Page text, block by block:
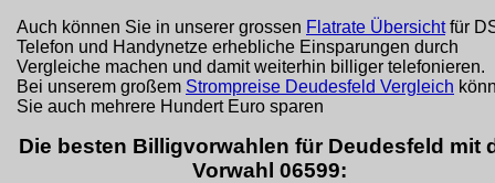
Auch können Sie in unserer grossen Flatrate Übersichtfür
Telefon und Handynetze erhebliche Einsparungen durch
Vergleiche machen und damit weiterhin billiger telefonieren.
Bei unserem großem Strompreise Deudesfeld Vergleich
Sie auch mehrere Hundert Euro sparen
Die besten Billigvorwahlen für Deudesfeld mit
Vorwahl 06599: